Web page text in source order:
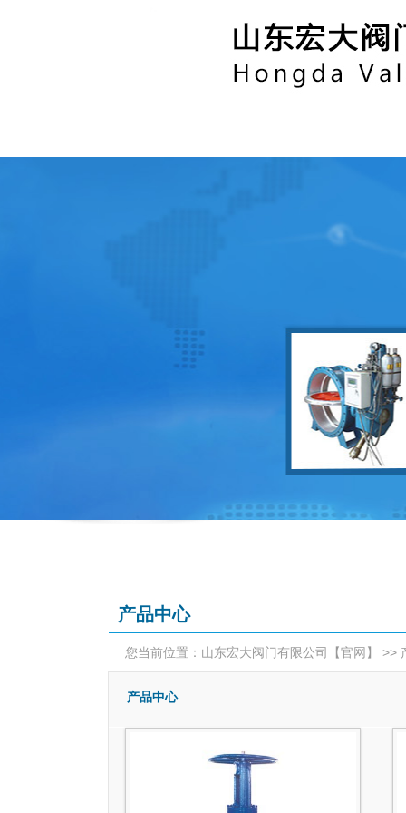
产品中心
您当前位置： 山东宏大阀门有限公司【官网】 >>
产品中心